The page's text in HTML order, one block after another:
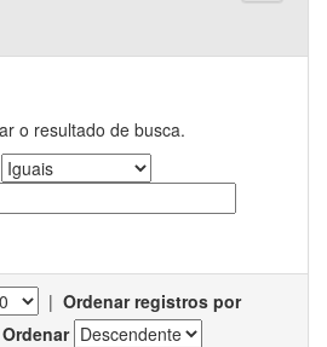
o resultado de busca.
| Ordenar registros por
Ordenar